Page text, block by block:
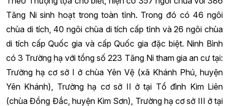
Tăng Ni sinh hoạt trong toàn tỉnh. Trong đó có 46 ngôi
chùa di tích, 40 ngôi chùa di tích cấp tỉnh và 26 ngôi chùa
di tích cấp Quốc gia và cấp Quốc gia đặc biệt. Ninh Bình
có 3 Trường hạ với tổng số 223 Tăng Ni tham gia an cư tại:
Trường hạ cơ sở I ở chùa Yên Vệ (xã Khánh Phú, huyện
Yên Khánh), Trường hạ cơ sở II ở tại Tổ đình Kim Liên
(chùa Đồng Đắc, huyện Kim Sơn), Trường hạ cơ sở III ở tại